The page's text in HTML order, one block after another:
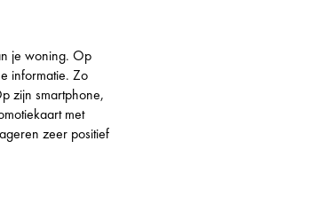
je woning. Op
informatie. Zo
zijn smartphone,
met
zeer positief